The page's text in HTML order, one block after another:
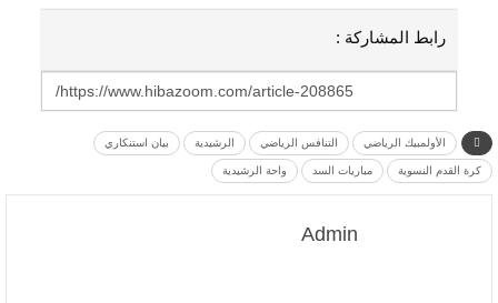
رابط المشاركة :
الأولمبيك الرياضي التنافس الرياضي الرشيدية بيان استنكاري
كرة القدم النسوية مباريات السد واحة الرشيدية
Admin